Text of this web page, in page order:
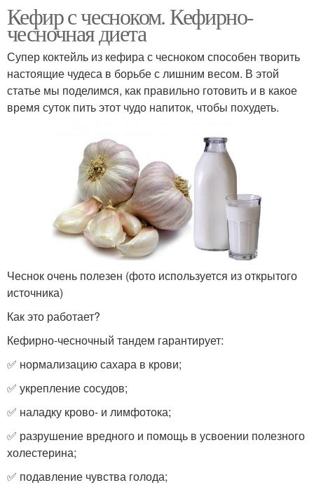
Кефир с чесноком. Кефирно-
чесночная диета
Супер коктейль из кефира с чесноком способен творить
настоящие чудеса в борьбе с лишним весом. В этой
статье мы поделимся, как правильно готовить и в какое
время суток пить этот чудо напиток, чтобы похудеть.
Чеснок очень полезен (фото используется из открытого
источника)
Как это работает?
Кефирно-чесночный тандем гарантирует:
✅ нормализацию сахара в крови;
✅ укрепление сосудов;
✅ наладку крово- и лимфотока;
✅ разрушение вредного и помощь в усвоении полезного
холестерина;
✅ подавление чувства голода;